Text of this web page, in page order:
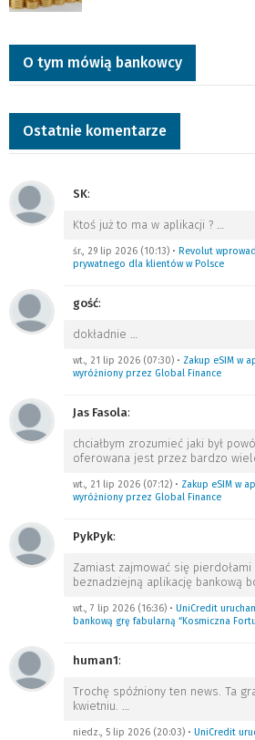
O tym mówią bankowcy
Ostatnie komentarze
SK:
Ktoś już to ma w aplikacji ?
śr., 29 lip 2026 (10:13) • Revolut
prywatnego dla klientów w Polsce
gość:
dokładnie
wt., 21 lip 2026 (07:30) • Zakup eSIM w
wyróżniony przez Global Finance
Jas Fasola:
chciałbym zrozumieć jaki był
oferowana jest przez bardzo
wt., 21 lip 2026 (07:12) • Zakup eSIM w
wyróżniony przez Global Finance
PykPyk:
Zamiast zajmować się
beznadziejną aplikację bankową
wt., 7 lip 2026 (16:36) • UniCredit
bankową grę fabularną “Kosmiczna
human1:
Trochę spóźniony ten news. Ta
kwietniu.
niedz., 5 lip 2026 (20:03) • UniCredit